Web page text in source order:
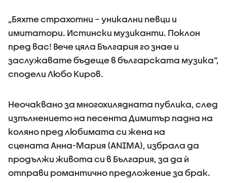
„Бяхте страхотни – уникални певци и
имитатори. Истински музиканти. Поклон
пред вас! Вече цяла България го знае и
заслужавате бъдеще в българската музика“,
сподели Любо Киров.
Неочаквано за многохилядната публика, след
изпълнението на песента Димитър падна на
коляно пред любимата си жена на
сцената Анна-Мария (ANIMA), избрала да
продължи живота си в България, за да ѝ
отправи романтично предложение за брак.